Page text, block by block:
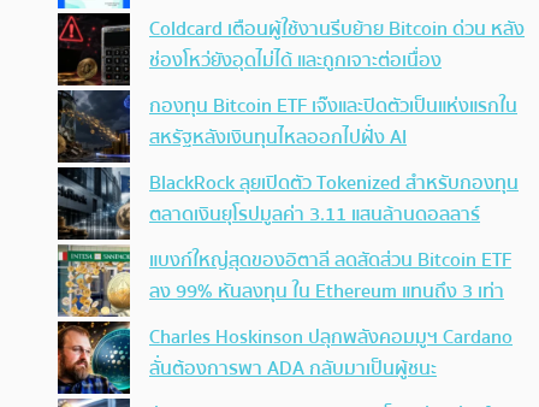
Coldcard เตือนผู้ใช้งานรีบย้าย Bitcoin ด่วน หลัง
ช่องโหว่ยังอุดไม่ได้ และถูกเจาะต่อเนื่อง
กองทุน Bitcoin ETF เจ๊งและปิดตัวเป็นแห่งแรกใน
สหรัฐหลังเงินทุนไหลออกไปฝั่ง AI
BlackRock ลุยเปิดตัว Tokenized สำหรับกองทุน
ตลาดเงินยุโรปมูลค่า 3.11 แสนล้านดอลลาร์
แบงก์ใหญ่สุดของอิตาลี ลดสัดส่วน Bitcoin ETF
ลง 99% หันลงทุน ใน Ethereum แทนถึง 3 เท่า
Charles Hoskinson ปลุกพลังคอมมูฯ Cardano
ลั่นต้องการพา ADA กลับมาเป็นผู้ชนะ